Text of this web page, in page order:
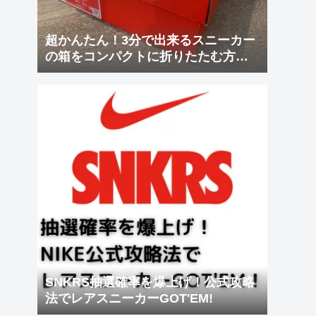
超かんたん！3分で出来るスニーカー
の箱をコンパクトに折りたたむ方
法！
SNKRS抽選確率を爆上げ！公式攻略
法でレアスニーカーGOT'EM!